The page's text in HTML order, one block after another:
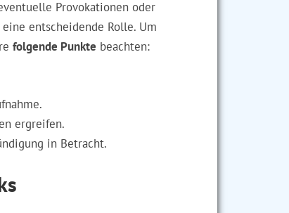
rechtfertigt eine
Provokationen oder
folgende Punkte